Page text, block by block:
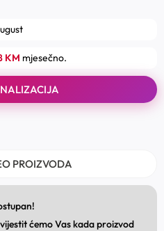
KM mjesečno.
PROIZVODA
ćemo Vas kada proizvod